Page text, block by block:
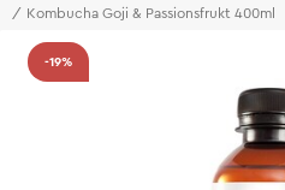
Kombucha Goji & Passionsfrukt 400ml
-19%